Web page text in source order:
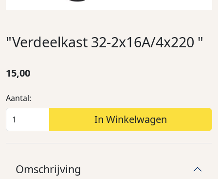
"Verdeelkast 32-2x16A/4x220 "
15,00
Aantal:
In Winkelwagen
Omschrijving